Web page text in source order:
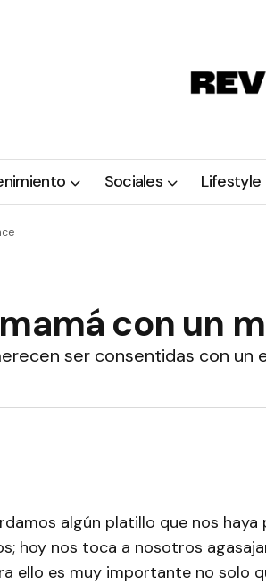
Sociales Lifestyle
con un
ser consentidas con un
algún platillo que nos
hoy nos toca a nosotros
ello es muy importante no solo